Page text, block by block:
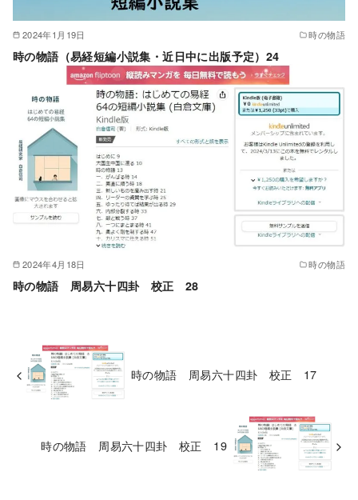
2024年1月19日 時の物語
時の物語（易経短編小説集・近日中に出版予定）24
2024年4月18日 時の物語
時の物語 周易六十四卦 校正 28
時の物語 周易六十四卦 校正 17
時の物語 周易六十四卦 校正 19